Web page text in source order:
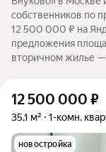
собственников по
12 500 000 ₽ на
предложения
вторичном жилье —
12 500 000 ₽
35,1 м² 1-комн.
новостройка